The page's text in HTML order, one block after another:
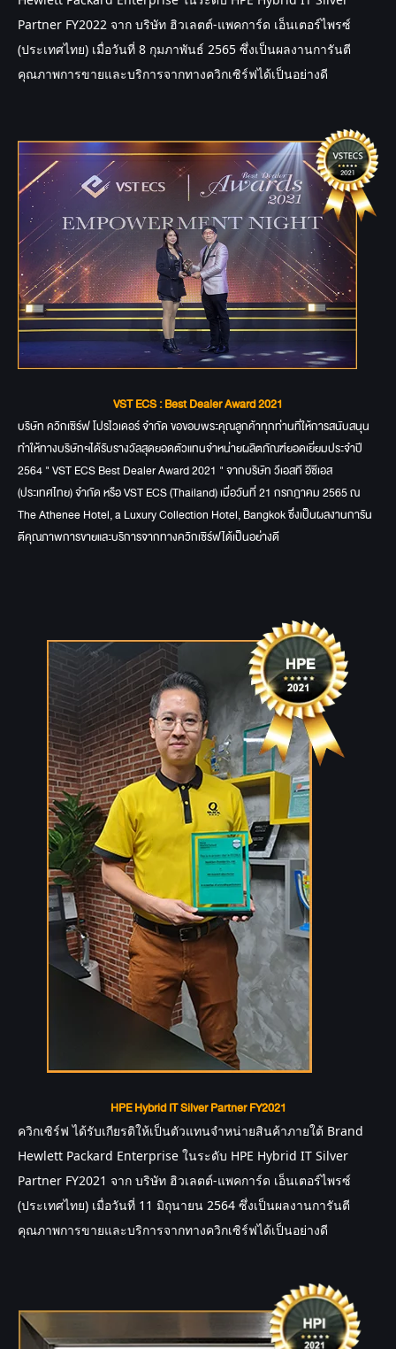
Partner FY2022 จาก บริษัท ฮิวเลตต์-แพคการ์ด เอ็นเตอร์ไพรซ์
(ประเทศไทย) เมื่อวันที่ 8 กุมภาพันธ์ 2565 ซึ่งเป็นผลงานการันตี
คุณภาพการขายและบริการจากทางควิกเซิร์ฟได้เป็นอย่างดี
VST ECS : Best Dealer Award 2021
บริษัท ควิกเซิร์ฟ โปรไวเดอร์ จำกัด ขอขอบพระคุณลูกค้าทุกท่านที่ให้การสนับสนุน
ทำให้ทางบริษัทฯได้รับรางวัลสุดยอดตัวแทนจำหน่ายผลิตภัณฑ์ยอดเยี่ยมประจำปี
2564 " VST ECS Best Dealer Award 2021 " จากบริษัท วีเอสที อีซีเอส
(ประเทศไทย) จำกัด หรือ VST ECS (Thailand) เมื่อวันที่ 21 กรกฎาคม 2565 ณ
The Athenee Hotel, a Luxury Collection Hotel, Bangkok ซึ่งเป็นผลงานการัน
ตีคุณภาพการขายและบริการจากทางควิกเซิร์ฟได้เป็นอย่างดี
HPE Hybrid IT Silver Partner FY2021
ควิกเซิร์ฟ ได้รับเกียรติให้เป็นตัวแทนจำหน่ายสินค้าภายใต้ Brand
Hewlett Packard Enterprise ในระดับ HPE Hybrid IT Silver
Partner FY2021 จาก บริษัท ฮิวเลตต์-แพคการ์ด เอ็นเตอร์ไพรซ์
(ประเทศไทย) เมื่อวันที่ 11 มิถุนายน 2564 ซึ่งเป็นผลงานการันตี
คุณภาพการขายและบริการจากทางควิกเซิร์ฟได้เป็นอย่างดี